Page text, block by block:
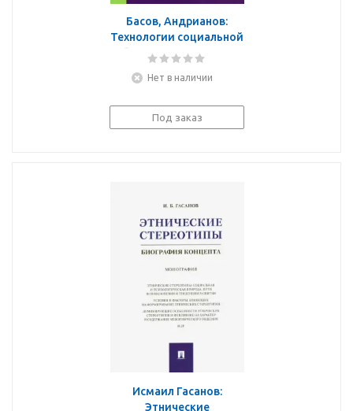
Басов, Андрианов:
Технологии социальной
работы с лицами группы
трудной жизненной
Нет в наличии
Под заказ
Исмаил Гасанов:
Этнические